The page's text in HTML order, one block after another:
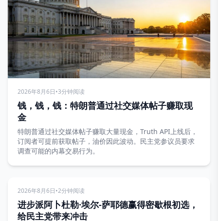
2026年8月6日•3分钟阅读
钱，钱，钱：特朗普通过社交媒体帖子赚取现
金
特朗普通过社交媒体帖子赚取大量现金，Truth API上线后，
订阅者可提前获取帖子，油价因此波动。民主党参议员要求
调查可能的内幕交易行为。
2026年8月6日•2分钟阅读
进步派阿卜杜勒·埃尔-萨耶德赢得密歇根初选，
给民主党带来冲击